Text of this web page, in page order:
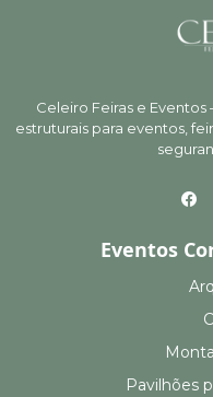
Celeiro Feiras e
estruturais para eventos,
Eventos
Pavilhões